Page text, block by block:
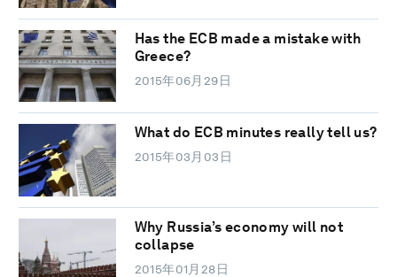
Has the ECB made a mistake with
Greece?
2015年06月29日
What do ECB minutes really tell us?
2015年03月03日
Why Russia’s economy will not
collapse
2015年01月28日